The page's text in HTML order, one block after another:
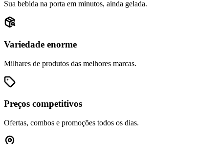
Sua bebida na porta em minutos, ainda gelada.
Variedade enorme
Milhares de produtos das melhores marcas.
Preços competitivos
Ofertas, combos e promoções todos os dias.